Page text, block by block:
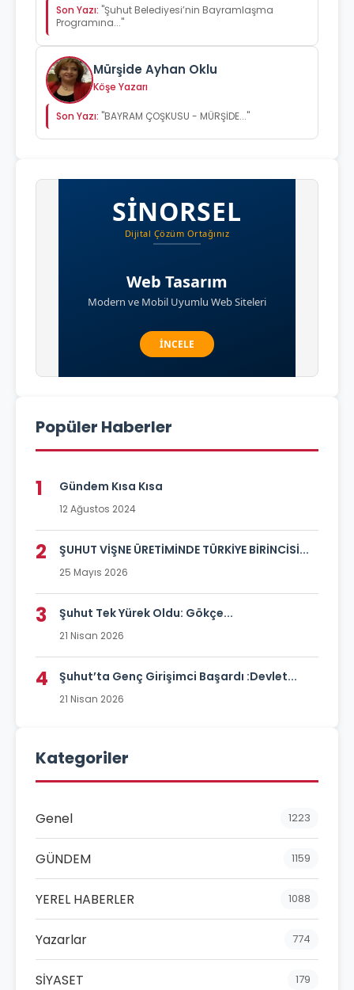
Son Yazı: "Şuhut Belediyesi’nin Bayramlaşma
Programına..."
Mürşide Ayhan Oklu
Köşe Yazarı
Son Yazı: "BAYRAM ÇOŞKUSU - MÜRŞİDE..."
Popüler Haberler
1 Gündem Kısa Kısa
12 Ağustos 2024
2 ŞUHUT VİŞNE ÜRETİMİNDE TÜRKİYE BİRİNCİSİ...
25 Mayıs 2026
3 Şuhut Tek Yürek Oldu: Gökçe...
21 Nisan 2026
4 Şuhut’ta Genç Girişimci Başardı :Devlet...
21 Nisan 2026
Kategoriler
Genel 1223
GÜNDEM 1159
YEREL HABERLER 1088
Yazarlar 774
SİYASET 179